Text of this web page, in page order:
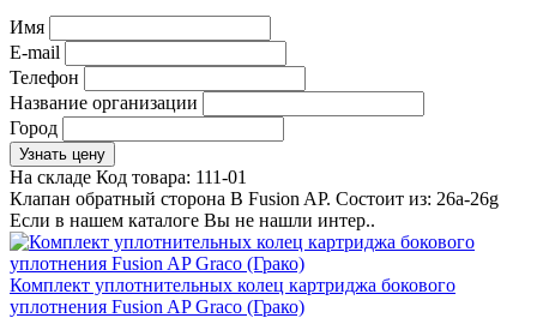
Имя
E-mail
Телефон
Название организации
Город
Узнать цену
На складе Код товара: 111-01
Клапан обратный сторона B Fusion AP. Состоит из: 26a-26g
Если в нашем каталоге Вы не нашли интер..
Комплект уплотнительных колец картриджа бокового
уплотнения Fusion AP Graco (Грако)